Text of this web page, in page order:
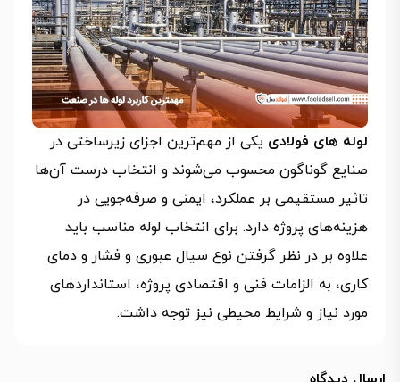
لوله‌ های فولادی یکی از مهم‌ترین اجزای زیرساختی در
صنایع گوناگون محسوب می‌شوند و انتخاب درست آن‌ها
تاثیر مستقیمی بر عملکرد، ایمنی و صرفه‌جویی در
هزینه‌های پروژه دارد. برای انتخاب لوله مناسب باید
علاوه بر در نظر گرفتن نوع سیال عبوری و فشار و دمای
کاری، به الزامات فنی و اقتصادی پروژه، استانداردهای
مورد نیاز و شرایط محیطی نیز توجه داشت.